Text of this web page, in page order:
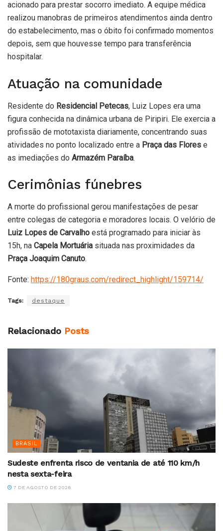
acionado para prestar socorro imediato. A equipe médica
realizou manobras de primeiros atendimentos ainda dentro
do estabelecimento, mas o óbito foi confirmado momentos
depois, sem que houvesse tempo para transferência
hospitalar.
Atuação na comunidade
Residente do Residencial Petecas, Luiz Lopes era uma
figura conhecida na dinâmica urbana de Piripiri. Ele exercia a
profissão de mototaxista diariamente, concentrando suas
atividades no ponto localizado entre a Praça das Flores e
as imediações do Armazém Paraíba.
Cerimônias fúnebres
A morte do profissional gerou manifestações de pesar
entre colegas de categoria e moradores locais. O velório de
Luiz Lopes de Carvalho está programado para iniciar às
15h, na Capela Mortuária situada nas proximidades da
Praça Joaquim Canuto.
Fonte: https://180graus.com/redirect_highlight/159714/
Tags: destaque
Relacionado Posts
BRASIL
Sudeste enfrenta risco de ventania de até 110 km/h
nesta sexta-feira
7 DE AGOSTO DE 2026